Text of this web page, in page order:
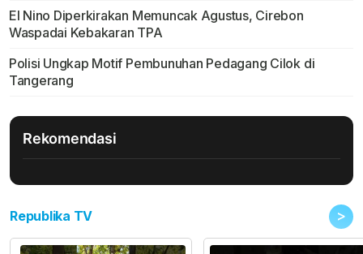
El Nino Diperkirakan Memuncak Agustus, Cirebon
Waspadai Kebakaran TPA
Polisi Ungkap Motif Pembunuhan Pedagang Cilok di
Tangerang
Rekomendasi
Republika TV >